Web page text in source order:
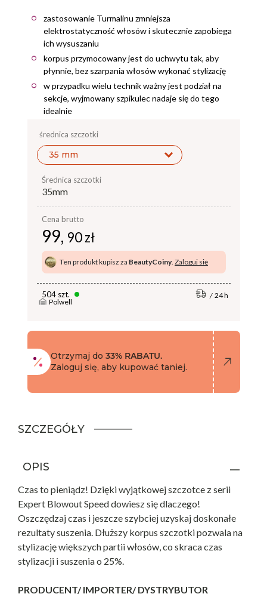
zastosowanie Turmalinu zmniejsza
elektrostatyczność włosów i skutecznie zapobiega
ich wysuszaniu
korpus przymocowany jest do uchwytu tak, aby
płynnie, bez szarpania włosów wykonać stylizację
w przypadku wielu technik ważny jest podział na
sekcje, wyjmowany szpikulec nadaje się do tego
idealnie
średnica szczotki
35 mm
średnica szczotki
35mm
Cena brutto
99, 90 zł
Ten produkt kupisz za BeautyCoiny. Zaloguj się
504 szt.
Polwell
24 h
Otrzymaj do 33% RABATU.
Zaloguj się, aby kupować taniej.
SZCZEGÓŁY
OPIS
Czas to pieniądz! Dzięki wyjątkowej szczotce z serii
Expert Blowout Speed ​​dowiesz się dlaczego!
Oszczędzaj czas i jeszcze szybciej uzyskaj doskonałe
rezultaty suszenia. Dłuższy korpus szczotki pozwala na
stylizację większych partii włosów, co skraca czas
stylizacji i suszenia o 25%.
PRODUCENT/ IMPORTER/ DYSTRYBUTOR